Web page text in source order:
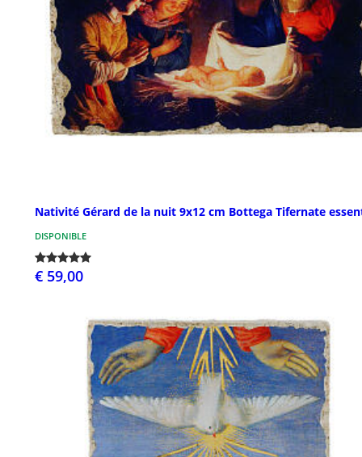
Nativité Gérard de la nuit 9x12 cm Bottega Tifernate
DISPONIBLE
€ 59,00